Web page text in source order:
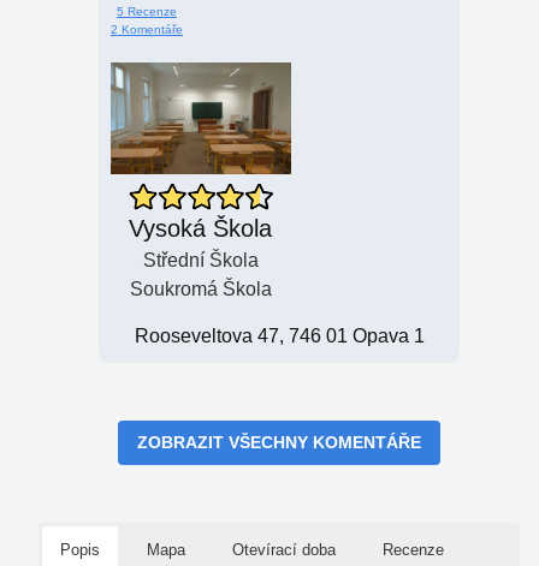
5 Recenze
2 Komentáře
Vysoká Škola
Střední Škola
Soukromá Škola
Rooseveltova 47, 746 01 Opava 1
ZOBRAZIT VŠECHNY KOMENTÁŘE
Popis Mapa Otevírací doba Recenze